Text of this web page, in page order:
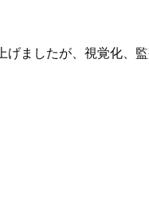
ましたが、視覚化